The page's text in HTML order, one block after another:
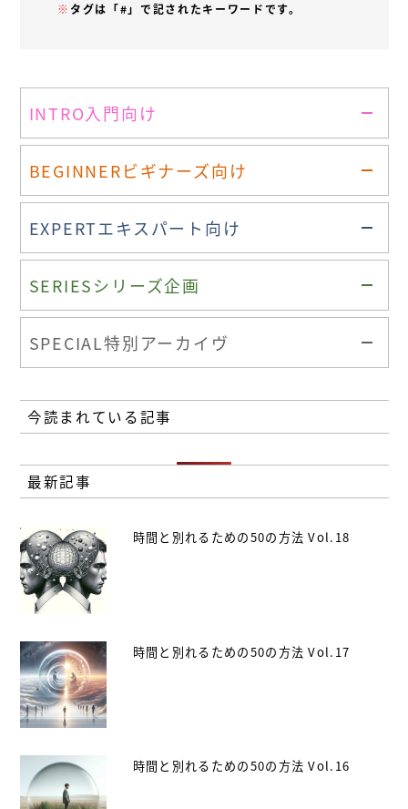
※ タグは「#」で記されたキーワードです。
INTRO入門向け
BEGINNERビギナーズ向け
EXPERTエキスパート向け
SERIESシリーズ企画
SPECIAL特別アーカイヴ
今読まれている記事
最新記事
時間と別れるための50の方法 Vol.18
時間と別れるための50の方法 Vol.17
時間と別れるための50の方法 Vol.16